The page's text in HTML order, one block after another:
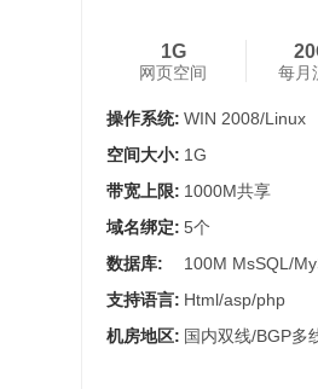
1G
网页空间 每月
操作系统: WIN 2008/Linux
空间大小: 1G
带宽上限: 1000M共享
域名绑定: 5个
数据库:
100M MsSQL/
支持语言: Html/asp/php
机房地区: 国内双线/BGP多